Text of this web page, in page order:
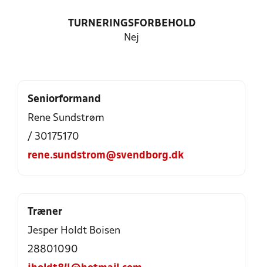
TURNERINGSFORBEHOLD
Nej
Seniorformand
Rene Sundstrøm
/ 30175170
rene.sundstrom@svendborg.dk
Træner
Jesper Holdt Boisen
28801090